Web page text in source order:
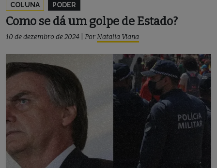
COLUNA PODER
Como se dá um golpe de Estado?
10 de dezembro de 2024 PorNatalia Viana